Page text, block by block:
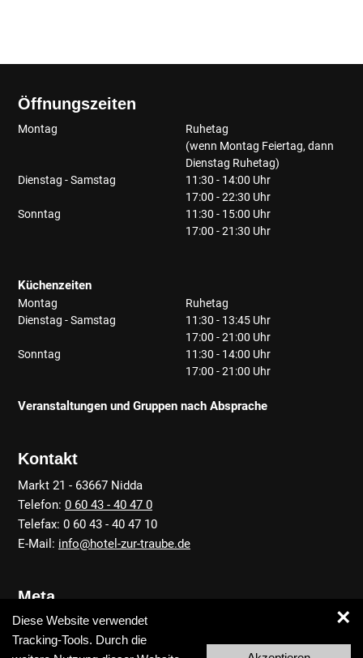
Öffnungszeiten
Montag
Ruhetag
(wenn Montag Feiertag, dann
Dienstag Ruhetag)
Dienstag - Samstag
11:30 - 14:00 Uhr
17:00 - 22:30 Uhr
Sonntag
11:30 - 15:00 Uhr
17:00 - 21:30 Uhr
Küchenzeiten
Montag
Ruhetag
Dienstag - Samstag
11:30 - 13:45 Uhr
17:00 - 21:00 Uhr
Sonntag
11:30 - 14:00 Uhr
17:00 - 21:00 Uhr
Veranstaltungen und Gruppen nach Absprache
Kontakt
Markt 21 - 63667 Nidda
Telefon: 0 60 43 - 40 47 0
Telefax: 0 60 43 - 40 47 10
E-Mail: info@hotel-zur-traube.de
Meta
Anfahrt
Kontakt
×
Diese Website verwendet
Tracking-Tools. Durch die